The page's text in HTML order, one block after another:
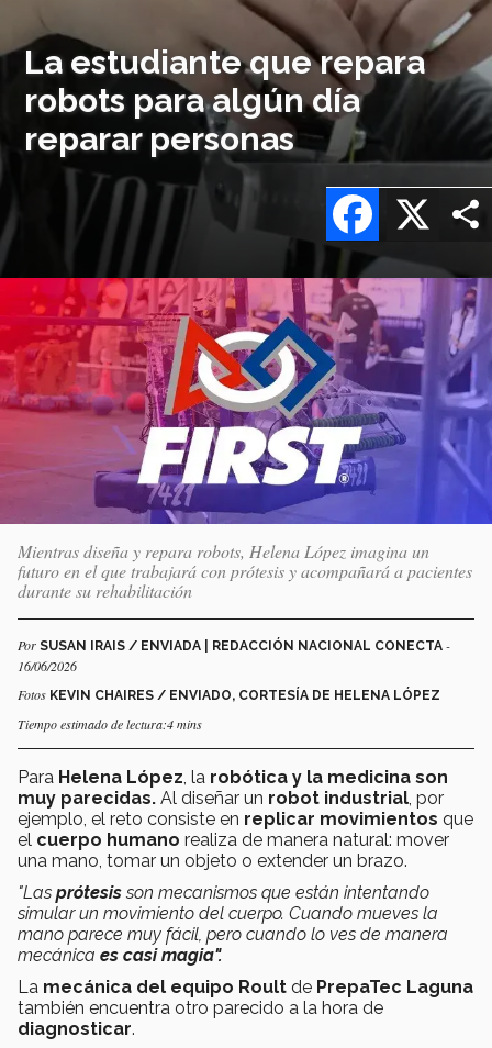
La estudiante que repara
robots para algún día
reparar personas
X
Facebook
Imagen
o
logo
Mientras diseña y repara robots, Helena López imagina un
futuro en el que trabajará con prótesis y acompañará a pacientes
durante su rehabilitación
Por SUSAN IRAIS / ENVIADA | REDACCIÓN NACIONAL CONECTA -
16/06/2026
Fotos KEVIN CHAIRES / ENVIADO, CORTESÍA DE HELENA LÓPEZ
Tiempo estimado de lectura:4 mins
Para Helena López , la robótica y la medicina son
muy parecidas. Al diseñar un robot industrial , por
ejemplo, el reto consiste en replicar movimientos que
el cuerpo humano realiza de manera natural: mover
una mano, tomar un objeto o extender un brazo.
"Las prótesisson mecanismos que están intentando
simular un movimiento del cuerpo. Cuando mueves la
mano parece muy fácil, pero cuando lo ves de manera
mecánica es casi magia".
La mecánica del equipo Roult de PrepaTec Laguna
también encuentra otro parecido a la hora de
diagnosticar.